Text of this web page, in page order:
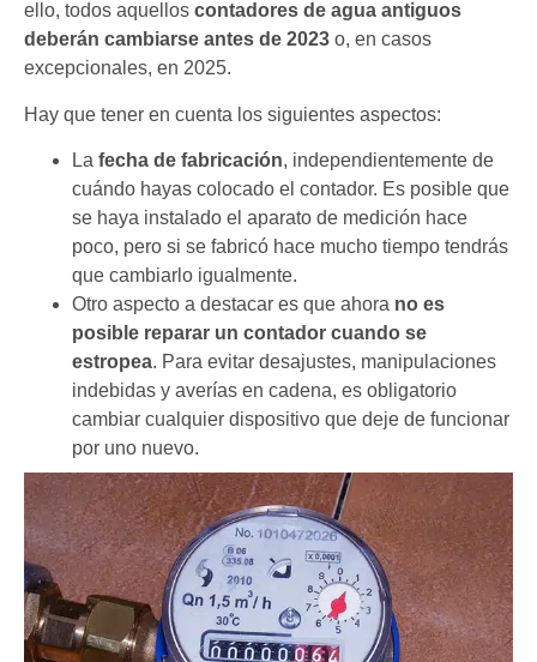
ello, todos aquellos contadores de agua antiguos
deberán cambiarse antes de 2023 o, en casos
excepcionales, en 2025.
Hay que tener en cuenta los siguientes aspectos:
La fecha de fabricación, independientemente de
cuándo hayas colocado el contador. Es posible que
se haya instalado el aparato de medición hace
poco, pero si se fabricó hace mucho tiempo tendrás
que cambiarlo igualmente.
Otro aspecto a destacar es que ahora no es
posible reparar un contador cuando se
estropea. Para evitar desajustes, manipulaciones
indebidas y averías en cadena, es obligatorio
cambiar cualquier dispositivo que deje de funcionar
por uno nuevo.